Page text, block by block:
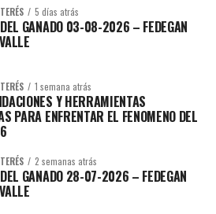
5 días atrás
GANADO 03-08-2026 – FEDEGAN
1 semana atrás
Y HERRAMIENTAS
PARA ENFRENTAR EL FENOMENO DEL
2 semanas atrás
GANADO 28-07-2026 – FEDEGAN